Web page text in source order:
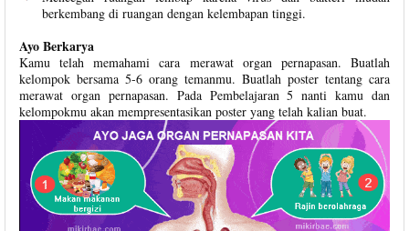
berkembang di ruangan dengan kelembapan tinggi.
Ayo Berkarya
Kamu telah memahami cara merawat organ pernapasan. Buatlah
kelompok bersama 5-6 orang temanmu. Buatlah poster tentang cara
merawat organ pernapasan. Pada Pembelajaran 5 nanti kamu dan
kelompokmu akan mempresentasikan poster yang telah kalian buat.